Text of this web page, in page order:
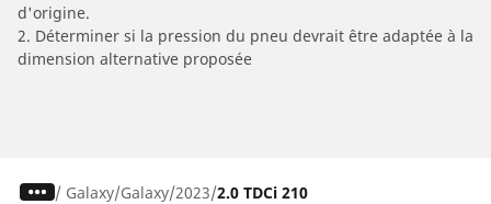
d'origine.
2. Déterminer si la pression du pneu devrait être adaptée à la
dimension alternative proposée
/ Galaxy Galaxy 2023 2.0 TDCi 210